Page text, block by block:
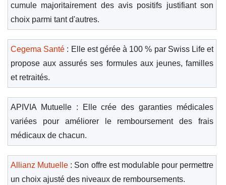
cumule majoritairement des avis positifs justifiant son
choix parmi tant d'autres.
Cegema Santé : Elle est gérée à 100 % par Swiss Life et
propose aux assurés ses formules aux jeunes, familles
et retraités.
APIVIA Mutuelle : Elle crée des garanties médicales
variées pour améliorer le remboursement des frais
médicaux de chacun.
Allianz Mutuelle : Son offre est modulable pour permettre
un choix ajusté des niveaux de remboursements.